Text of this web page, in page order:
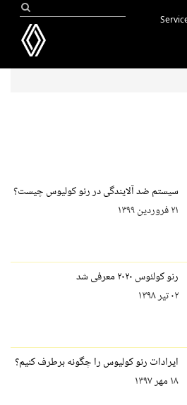
سیستم ضد آلایندگی در رنو کولیوس چیست؟
۲۱ فروردین ۱۳۹۹
رنو کولئوس ۲۰۲۰ معرفی شد
۰۲ تیر ۱۳۹۸
ایرادات رنو کولیوس را چگونه برطرف کنیم؟
۱۸ مهر ۱۳۹۷